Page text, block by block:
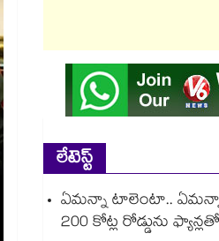
లేటెస్ట్
ఏమన్నా టాలెంటా..
200 కోట్ల రోడ్డును